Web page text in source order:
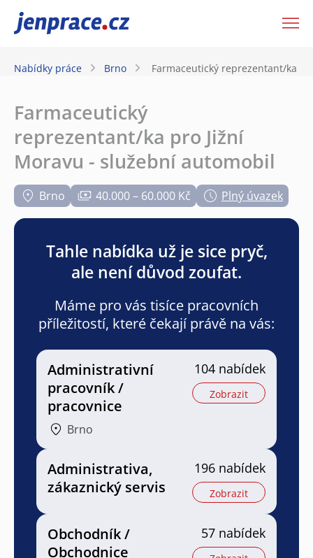
JenPráce.cz
Nabídky práce Brno Farmaceutický reprezentant/ka
Farmaceutický
reprezentant/ka pro Jižní
Moravu - služební automobil
Brno 40.000 – 60.000 Kč Plný úvazek
Tahle nabídka už je sice pryč,
ale není důvod zoufat.
Máme pro vás tisíce pracovních
příležitostí, které čekají právě na vás:
Administrativní
pracovník /
pracovnice
Brno
104 nabídek
Zobrazit
Administrativa,
zákaznický servis
196 nabídek
Zobrazit
Obchodník /
Obchodnice
57 nabídek